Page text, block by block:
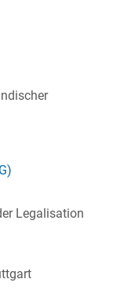
Legalisation